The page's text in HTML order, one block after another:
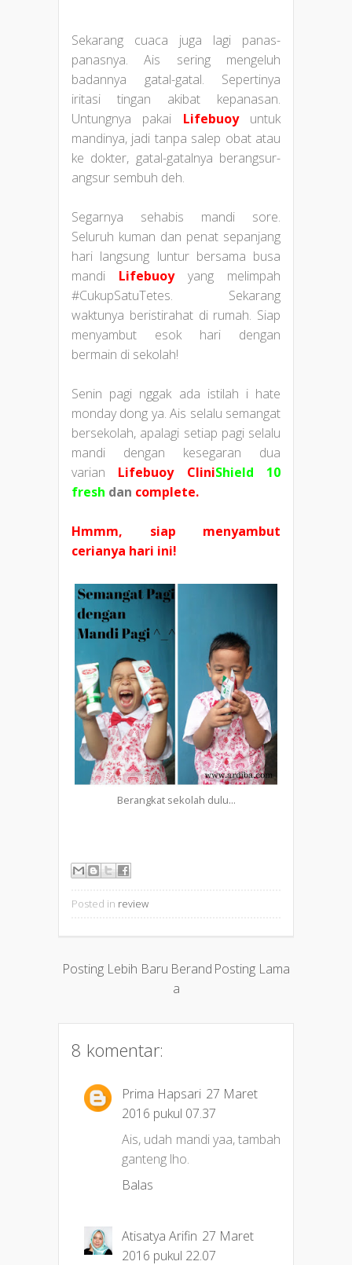
Sekarang cuaca juga lagi panas-
panasnya. Ais sering mengeluh
badannya gatal-gatal. Sepertinya
iritasi tingan akibat kepanasan.
Untungnya pakai Lifebuoy untuk
mandinya, jadi tanpa salep obat atau
ke dokter, gatal-gatalnya berangsur-
angsur sembuh deh.
Segarnya sehabis mandi sore.
Seluruh kuman dan penat sepanjang
hari langsung luntur bersama busa
mandi Lifebuoyyang melimpah
#CukupSatuTetes. Sekarang
waktunya beristirahat di rumah. Siap
menyambut esok hari dengan
bermain di sekolah!
Senin pagi nggak ada istilah i hate
monday dong ya. Ais selalu semangat
bersekolah, apalagi setiap pagi selalu
mandi dengan kesegaran dua
varian Lifebuoy CliniShield 10
fresh dan complete.
Hmmm, siap menyambut
cerianya hari ini!
Berangkat sekolah dulu...
Posted in review
Posting Lebih Baru Posting Lama
Berand
a
8 komentar:
Prima Hapsari 27 Maret
2016 pukul 07.37
Ais, udah mandi yaa, tambah
ganteng lho.
Balas
Atisatya Arifin 27 Maret
2016 pukul 22.07